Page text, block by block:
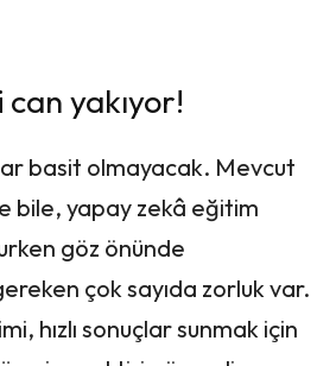
yakıyor!
basit olmayacak. Mevcut
bile, yapay zekâ eğitim
göz önünde
çok sayıda zorluk var.
hızlı sonuçlar sunmak için